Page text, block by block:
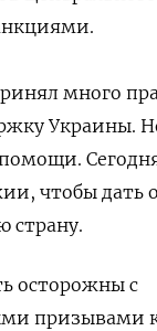
много
Украины.
чтобы дать
страну.
осторожны с
призывами